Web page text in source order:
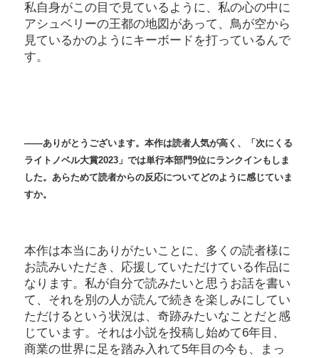
私自身がこの目で見ているように、私の心の中に
アシュベリーの王都の地図があって、鳥が空から
見ているかのようにキーボードを打っているんで
す。
――ありがとうございます。本作は読者人気が高く、「次にくる
ライトノベル大賞2023」では単行本部門9位にランクインもしま
した。あらためて読者からの反応についてどのように感じていま
すか。
本作は本当にありがたいことに、多くの読者様に
お読みいただき、応援していただけている作品に
なります。私が自分で読みたいと思うお話を書い
て、それを別の人が読んで続きを楽しみにしてい
ただけるという状況は、奇跡みたいなことだと感
じています。それは小説を投稿し始めて6年目、
商業の世界に足を踏み入れて5年目の今も、まっ